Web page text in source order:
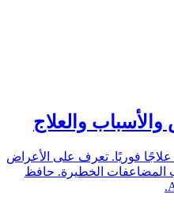
والعلاج
فوريًا. تعرف على الأعراض
المضاعفات الخطيرة. حافظ